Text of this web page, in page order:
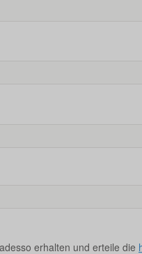
erhalten und erteile die